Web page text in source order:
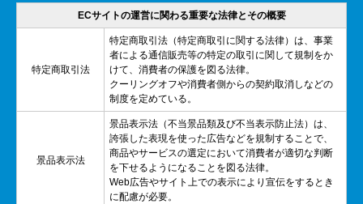
ECサイトの運営に関わる重要な法律とその概要
特定商取引法
特定商取引法（特定商取引に関する法律）は、事業
者による通信販売等の特定の取引に関して規制をか
けて、消費者の保護を図る法律。
クーリングオフや消費者側からの契約取消しなどの
制度を定めている。
景品表示法
景品表示法（不当景品類及び不当表示防止法）は、
誇張した表現を使った広告などを規制することで、
商品やサービスの選定において消費者が適切な判断
を下せるようになることを図る法律。
Web広告やサイト上での表示により宣伝をするとき
に配慮が必要。